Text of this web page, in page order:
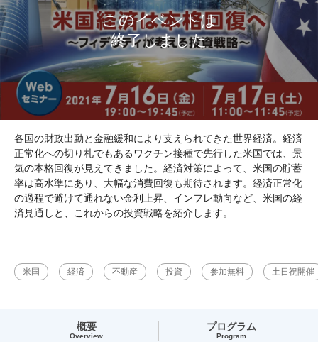
各国の財政出動と金融緩和により支えられてきた世界経済。経済
正常化への切り札でもあるワクチン接種で先行した米国では、景
気の本格回復が見えてきました。経済対策によって、米国の貯蓄
率は高水準にあり、大幅な消費回復も期待されます。経済正常化
の過程で避けて通れない金利上昇、インフレ動向など、米国の経
済見通しと、これからの投資戦略を紹介します。
米国 経済 不動産 投資 参加無料 土日祝開催
概要
Overview
プログラム
Program